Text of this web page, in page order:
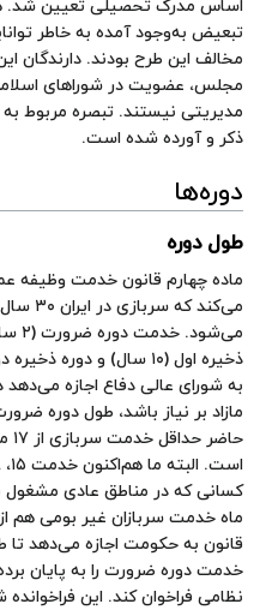
اساس مدرک تحصیلی تعیین شد.
تبعیض به‌وجود آمده به خاطر
مخالف این طرح بودند. دارندگان
مجلس، عضویت در شوراهای
ذکر و آورده شده است.
دوره‌ها
طول دوره
می‌کند
به شورای عالی دفاع اجازه می‌دهد
قانون به حکومت اجازه می‌دهد تا
خدمت دوره ضرورت را به پایان
نظامی فراخوان کند. این